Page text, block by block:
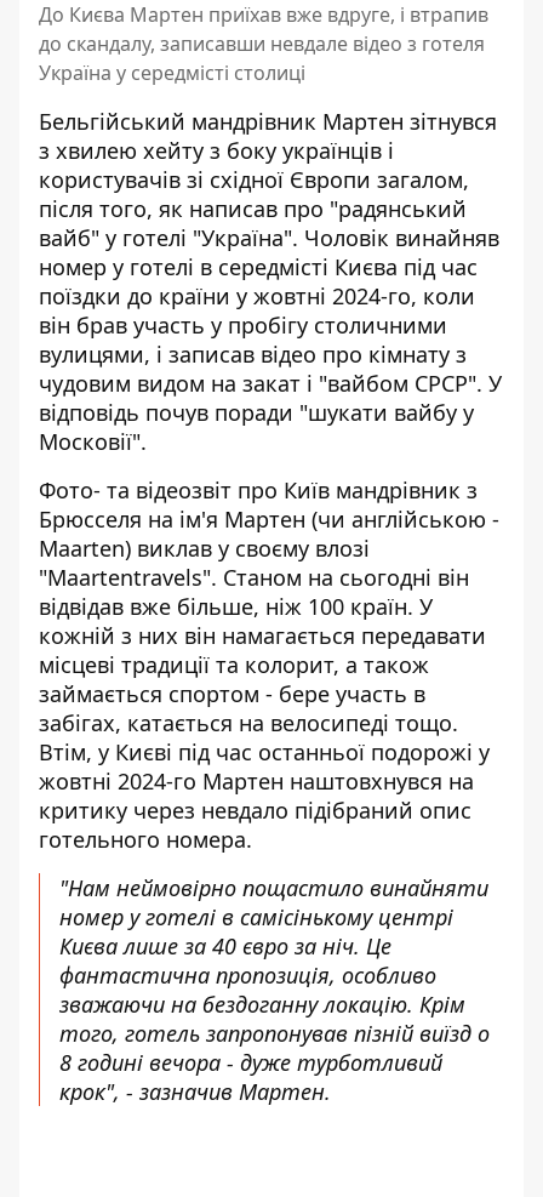
До Києва Мартен приїхав вже вдруге, і втрапив
до скандалу, записавши невдале відео з готеля
Україна у середмісті столиці
Бельгійський мандрівник Мартен зітнувся
з хвилею хейту з боку українців і
користувачів зі східної Європи загалом,
після того, як написав про "радянський
вайб" у готелі "Україна". Чоловік винайняв
номер у готелі в середмісті Києва під час
поїздки до країни у жовтні 2024-го, коли
він брав участь у пробігу столичними
вулицями, і записав відео про кімнату з
чудовим видом на закат і "вайбом СРСР". У
відповідь почув поради "шукати вайбу у
Московії".
Фото- та відеозвіт про Київ мандрівник з
Брюсселя на ім'я Мартен (чи англійською -
Maarten) виклав у своєму влозі
"Maartentravels". Станом на сьогодні він
відвідав вже більше, ніж 100 країн. У
кожній з них він намагається передавати
місцеві традиції та колорит, а також
займається спортом - бере участь в
забігах, катається на велосипеді тощо.
Втім, у Києві під час останньої подорожі у
жовтні 2024-го Мартен наштовхнувся на
критику через невдало підібраний опис
готельного номера.
"Нам неймовірно пощастило винайняти
номер у готелі в самісінькому центрі
Києва лише за 40 євро за ніч. Це
фантастична пропозиція, особливо
зважаючи на бездоганну локацію. Крім
того, готель запропонував пізній виїзд о
8 годині вечора - дуже турботливий
крок", - зазначив Мартен.